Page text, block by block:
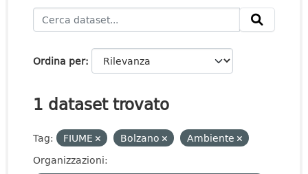
Ordina per
1 dataset trovato
Tag: FIUME Bolzano
Ambiente
Organizzazioni: